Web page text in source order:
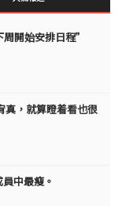
開始安排日程”
，就算瞪着看也很
中最瘦。